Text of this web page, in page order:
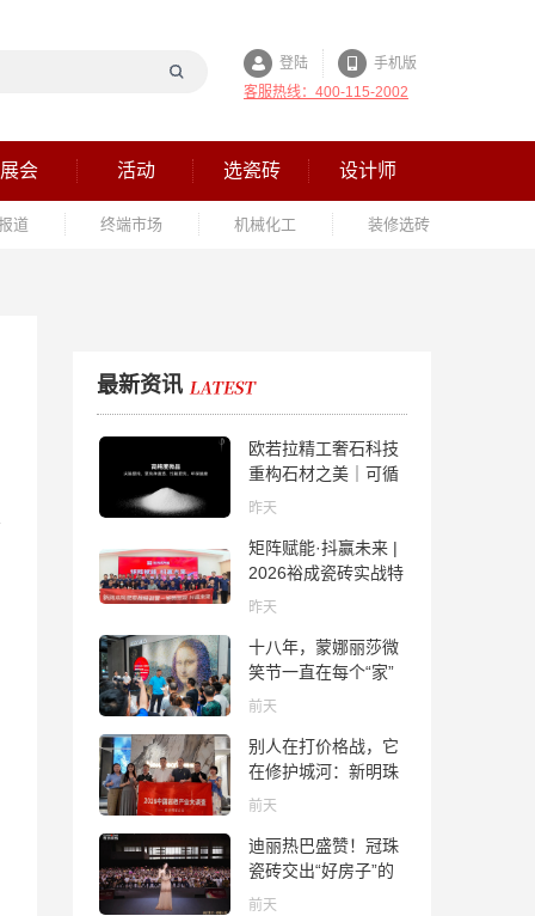
登陆
手机版
客服热线：400-115-2002
展会 活动 选瓷砖 设计师
道 终端市场 机械化工 装修选砖
最新资讯
欧若拉精工奢石科技
重构石材之美｜可循
环高纯度微晶，重新
昨天
矩阵赋能·抖赢未来 |
2026裕成瓷砖实战特
训营圆满收官
昨天
十八年，蒙娜丽莎微
笑节一直在每个“家”
的故事里
前天
别人在打价格战，它
在修护城河：新明珠
岩板的逆势密码
前天
迪丽热巴盛赞！冠珠
瓷砖交出“好房子”的
标准答卷
前天